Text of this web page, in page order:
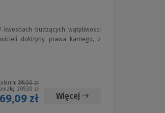
budzących wątpliwości
doktryny prawa karnego, z
299,00 zł
209,30 zł
zł Więcej